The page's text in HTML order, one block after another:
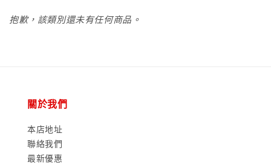
抱歉，該類別還未有任何商品。
關於我們
本店地址
聯絡我們
最新優惠